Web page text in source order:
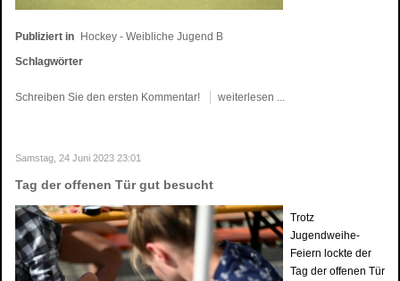
Publiziert in Hockey - Weibliche Jugend B
Schlagwörter
Schreiben Sie den ersten Kommentar! weiterlesen ...
Samstag, 24 Juni 2023 23:01
Tag der offenen Tür gut besucht
Trotz
Jugendweihe-
Feiern lockte der
Tag der offenen Tür